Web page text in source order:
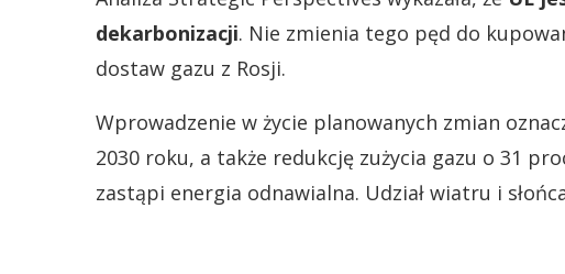
dekarbonizacji. Nie zmienia tego pęd do
dostaw gazu z Rosji.
Wprowadzenie w życie planowanych zmian
2030 roku, a także redukcję zużycia gazu o 31
zastąpi energia odnawialna. Udział wiatru i